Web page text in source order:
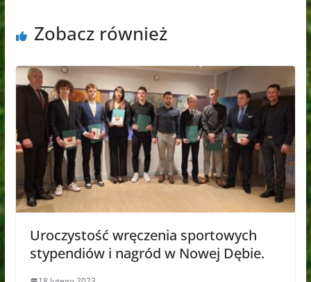
Zobacz również
Uroczystość wręczenia sportowych
stypendiów i nagród w Nowej Dębie.